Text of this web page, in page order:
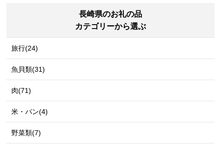
長崎県のお礼の品
カテゴリーから選ぶ
旅行(24)
魚貝類(31)
肉(71)
米・パン(4)
野菜類(7)